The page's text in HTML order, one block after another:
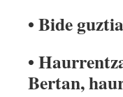
• Bide
•
Bertan,